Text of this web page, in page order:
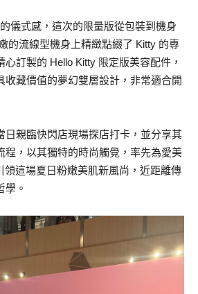
儀式感，這次的限量版從包裝到機身
的流線型機身上精緻點綴了 Kitty 的專
訂製的 Hello Kitty 限定版美容配件，
收藏價值的夢幻雙層設計，非常適合開
日親臨快閃店現場探店打卡，並分享其
程，以其獨特的時尚觸覺，率先為愛美
領這場夏日粉嫩美肌新風尚，近距離傳
學。